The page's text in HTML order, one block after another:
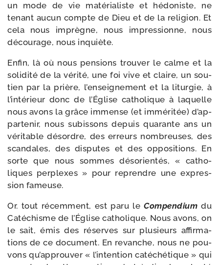
un mode de vie maté­ria­liste et hédo­niste, ne
tenant aucun compte de Dieu et de la reli­gion. Et
cela nous imprègne, nous impres­sionne, nous
décou­rage, nous inquiète.
Enfin, là où nous pen­sions trou­ver le calme et la
soli­di­té de la véri­té, une foi vive et claire, un sou­
tien par la prière, l’en­sei­gne­ment et la litur­gie, à
l’in­té­rieur donc de l’Église catho­lique à laquelle
nous avons la grâce immense (et immé­ri­tée) d’ap­
par­te­nir, nous subis­sons depuis qua­rante ans un
véri­table désordre, des erreurs nom­breuses, des
scan­dales, des dis­putes et des oppo­si­tions. En
sorte que nous sommes déso­rien­tés, « catho­
liques per­plexes » pour reprendre une expres­
sion fameuse.
Or. tout récem­ment, est paru le Compendium du
Catéchisme de l’Église catho­lique. Nous avons, on
le sait, émis des réserves sur plu­sieurs affir­ma­
tions de ce docu­ment. En revanche, nous ne pou­
vons qu’ap­prou­ver « l’in­ten­tion caté­ché­tique » qui